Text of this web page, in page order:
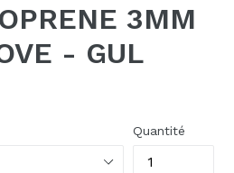
3MM
- GUL
Quantité